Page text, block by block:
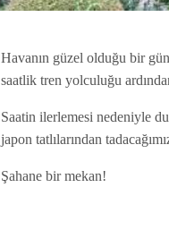
Havanın güzel olduğu bir
saatlik tren yolculuğu
Saatin ilerlemesi nedeniyle
japon tatlılarından
Şahane bir mekan!